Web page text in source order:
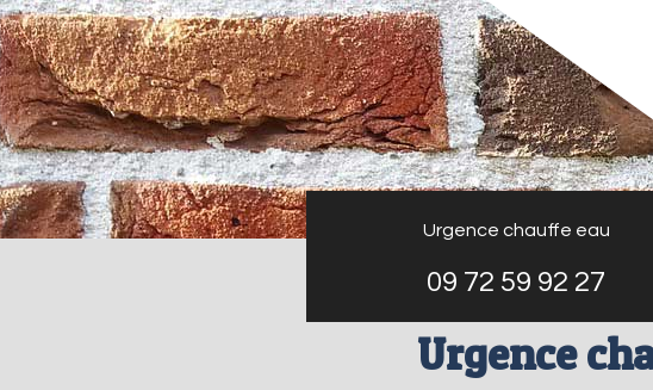
Urgence chauffe eau
09 72 59 92 27
Urgence